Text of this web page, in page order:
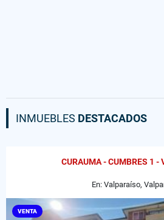
INMUEBLES DESTACADOS
CURAUMA - CUMBRES 1 -
En: Valparaíso,
VENTA